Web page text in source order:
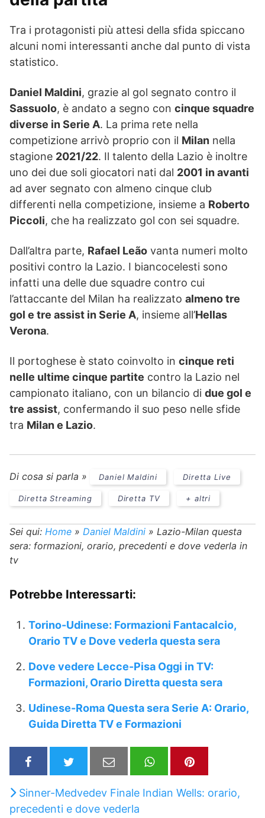
Tra i protagonisti più attesi della sfida spiccano
alcuni nomi interessanti anche dal punto di vista
statistico.
Daniel Maldini, grazie al gol segnato contro il
Sassuolo, è andato a segno con cinque squadre
diverse in Serie A. La prima rete nella
competizione arrivò proprio con il Milan nella
stagione 2021/22. Il talento della Lazio è inoltre
uno dei due soli giocatori nati dal 2001 in avanti
ad aver segnato con almeno cinque club
differenti nella competizione, insieme a Roberto
Piccoli, che ha realizzato gol con sei squadre.
Dall’altra parte, Rafael Leão vanta numeri molto
positivi contro la Lazio. I biancocelesti sono
infatti una delle due squadre contro cui
l’attaccante del Milan ha realizzato almeno tre
gol e tre assist in Serie A, insieme all’Hellas
Verona.
Il portoghese è stato coinvolto in cinque reti
nelle ultime cinque partite contro la Lazio nel
campionato italiano, con un bilancio di due gol e
tre assist, confermando il suo peso nelle sfide
tra Milan e Lazio.
Di cosa si parla » Daniel Maldini Diretta Live
Diretta Streaming Diretta TV + altri
Sei qui: Home » Daniel Maldini » Lazio-Milan questa
sera: formazioni, orario, precedenti e dove vederla in
tv
Potrebbe Interessarti:
Torino-Udinese: Formazioni Fantacalcio,
Orario TV e Dove vederla questa sera
Dove vedere Lecce-Pisa Oggi in TV:
Formazioni, Orario Diretta questa sera
Udinese-Roma Questa sera Serie A: Orario,
Guida Diretta TV e Formazioni
Sinner-Medvedev Finale Indian Wells: orario,
precedenti e dove vederla